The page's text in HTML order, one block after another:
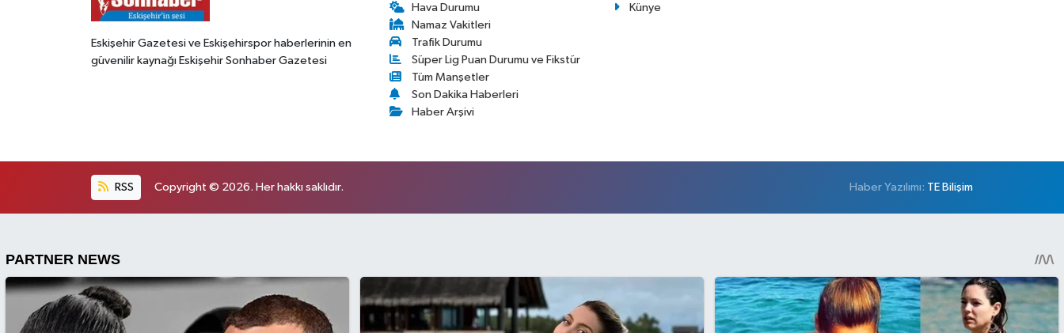
Eskişehir Gazetesi ve Eskişehirspor haberlerinin en
güvenilir kaynağı Eskişehir Sonhaber Gazetesi
Hava Durumu
Namaz Vakitleri
Trafik Durumu
Süper Lig Puan Durumu ve Fikstür
Tüm Manşetler
Son Dakika Haberleri
Haber Arşivi
Künye
RSS Copyright © 2026. Her hakkı saklıdır. Haber Yazılımı: TE Bilişim